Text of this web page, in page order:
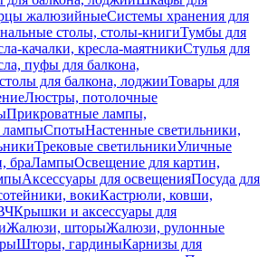
жалюзийныеСистемы хранения для
столы, столы-книгиТумбы для
качалки, кресла-маятникиСтулья для
пуфы для балкона,
для балкона, лоджииТовары для
Люстры, потолочные
Прикроватные лампы,
лампыСпотыНастенные светильники,
Трековые светильникиУличные
браЛампыОсвещение для картин,
Аксессуары для освещенияПосуда для
вокиКастрюли, ковши,
Крышки и аксессуары для
Жалюзи, шторыЖалюзи, рулонные
Шторы, гардиныКарнизы для